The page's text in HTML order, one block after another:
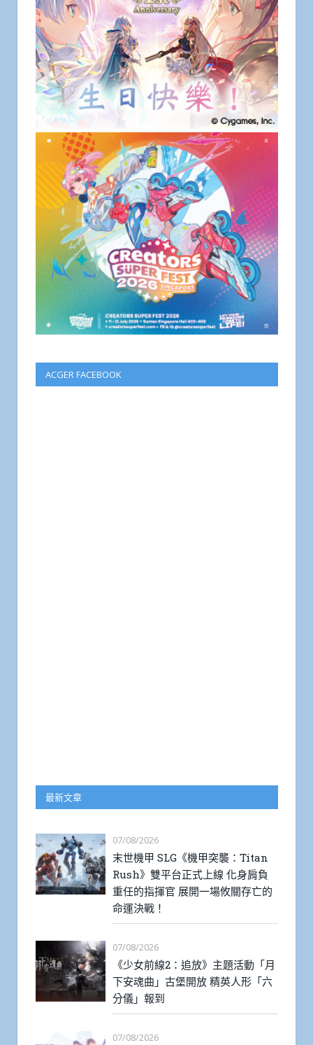
ACGER FACEBOOK
最新文章
07/08/2026
末世機甲 SLG《機甲突襲：Titan
Rush》雙平台正式上線 化身肩負
重任的指揮官 展開一場攸關存亡的
命運決戰！
07/08/2026
《少女前線2：追放》主題活動「月
下安魂曲」古堡開放 精英人形「六
分儀」報到
07/08/2026